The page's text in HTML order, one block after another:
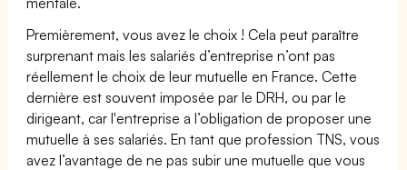
Premièrement, vous avez le choix ! Cela peut paraître
surprenant mais les salariés d’entreprise n’ont pas
réellement le choix de leur mutuelle en France. Cette
dernière est souvent imposée par le DRH, ou par le
dirigeant, car l'entreprise a l’obligation de proposer une
mutuelle à ses salariés. En tant que profession TNS, vous
avez l’avantage de ne pas subir une mutuelle que vous